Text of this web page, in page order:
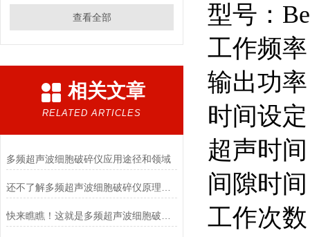
查看全部
相关文章
RELATED ARTICLES
多频超声波细胞破碎仪应用途径和领域
型号：
工作频
输出功
时间设
超声时
间隙时
工作次